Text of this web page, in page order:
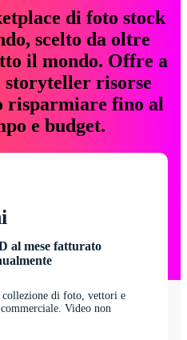
di foto stock
scelto da oltre
il mondo. Offre a
risorse
risparmiare fino al
e budget.
al mese fatturato
collezione di foto, vettori e
Video non